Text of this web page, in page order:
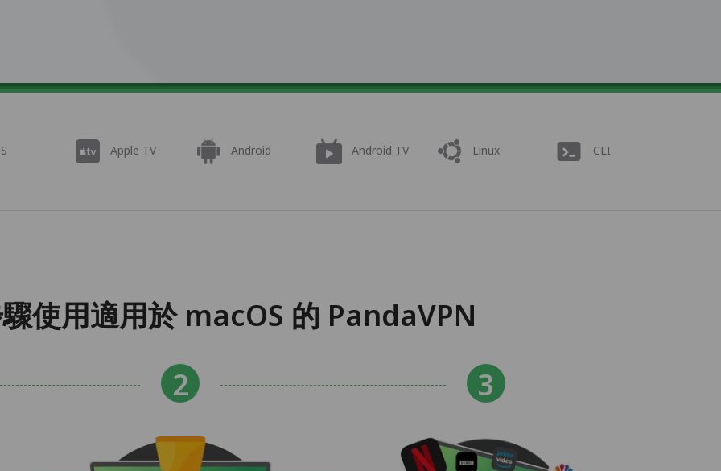
Apple TV Android Android TV Linux CLI
使用適用於 macOS 的 PandaVPN